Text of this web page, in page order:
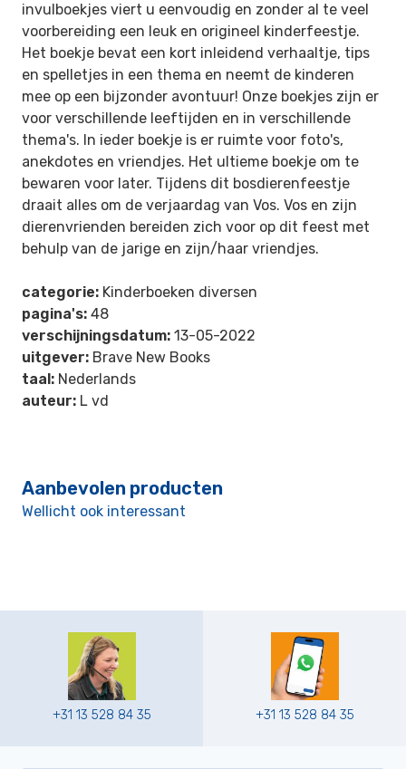
invulboekjes viert u eenvoudig en zonder al te veel
voorbereiding een leuk en origineel kinderfeestje.
Het boekje bevat een kort inleidend verhaaltje, tips
en spelletjes in een thema en neemt de kinderen
mee op een bijzonder avontuur! Onze boekjes zijn er
voor verschillende leeftijden en in verschillende
thema's. In ieder boekje is er ruimte voor foto's,
anekdotes en vriendjes. Het ultieme boekje om te
bewaren voor later. Tijdens dit bosdierenfeestje
draait alles om de verjaardag van Vos. Vos en zijn
dierenvrienden bereiden zich voor op dit feest met
behulp van de jarige en zijn/haar vriendjes.
categorie: Kinderboeken diversen
pagina's: 48
verschijningsdatum: 13-05-2022
uitgever: Brave New Books
taal: Nederlands
auteur: L vd
Aanbevolen producten
Wellicht ook interessant
+31 13 528 84 35 +31 13 528 84 35